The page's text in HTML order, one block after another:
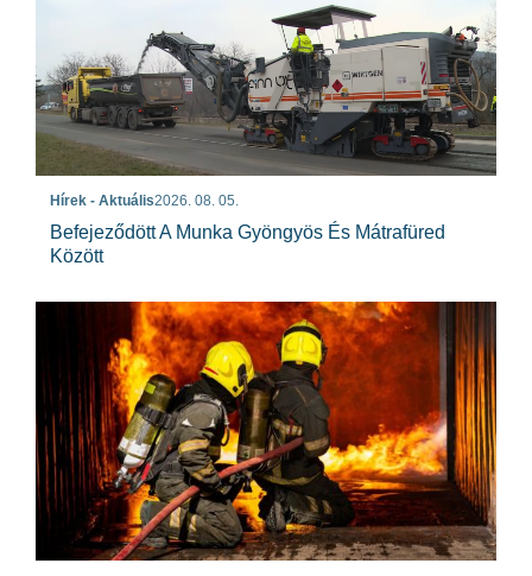
Hírek - Aktuális2026. 08. 05.
Befejeződött A Munka Gyöngyös És Mátrafüred
Között